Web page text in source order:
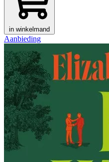
in winkelmand
Aanbieding